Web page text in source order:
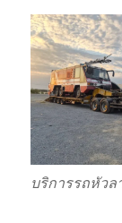
บริการรถหัวล